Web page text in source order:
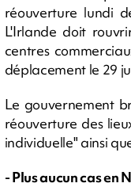
réouverture lundi
L'Irlande doit
centres
déplacement le 29
Le gouvernement
réouverture des
individuelle" ainsi
- Plus aucun cas en